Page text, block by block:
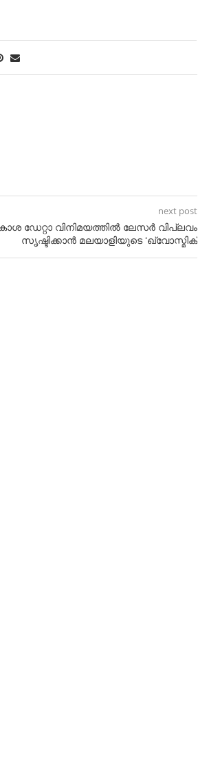
next post
ഡേറ്റാ വിനിമയത്തില്‍ ലേസര്‍ വിപ്ലവം
സൃഷ്ടിക്കാന്‍ മലയാളിയുടെ ‘ഖ്വോസ്മിക്